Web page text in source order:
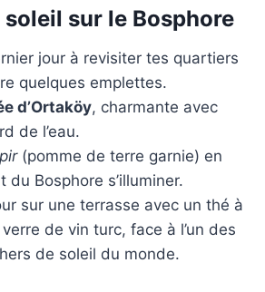
sur le Bosphore
jour à revisiter tes quartiers
quelques emplettes.
d’Ortaköy, charmante avec
de l’eau.
(pomme de terre garnie) en
du Bosphore s’illuminer.
sur une terrasse avec un thé à
de vin turc, face à l’un des
de soleil du monde.